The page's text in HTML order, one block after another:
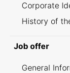
Corporate
History of
Job offer
General